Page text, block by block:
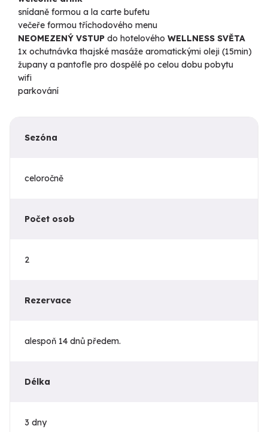
snídaně formou a la carte bufetu
večeře formou tříchodového menu
NEOMEZENÝ VSTUP do hotelového WELLNESS SVĚTA
1x ochutnávka thajské masáže aromatickými oleji (15min)
župany a pantofle pro dospělé po celou dobu pobytu
wifi
parkování
Sezóna
celoročně
Počet osob
2
Rezervace
alespoň 14 dnů předem.
Délka
3 dny